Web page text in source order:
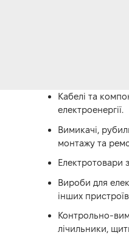
Кабелі та
електроенергії.
Вимикачі,
монтажу та
Електротовари
Вироби для
інших
Контрольно-
лічильники,